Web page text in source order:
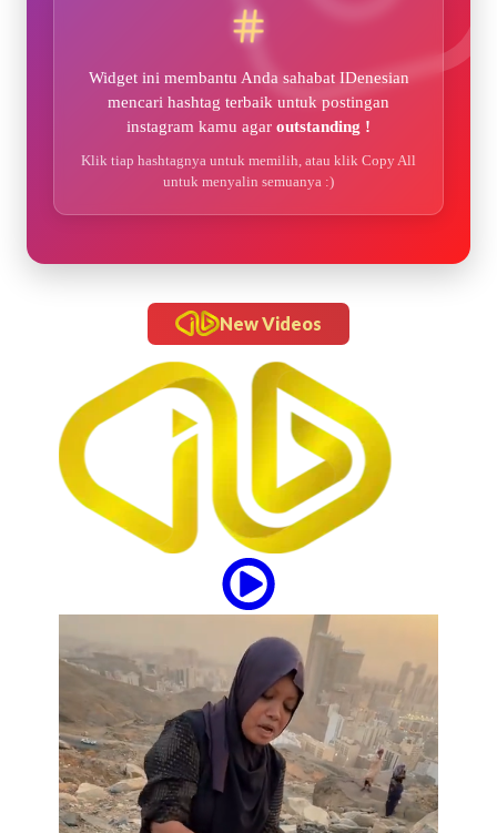
Widget ini membantu Anda sahabat IDenesian
mencari hashtag terbaik untuk postingan
instagram kamu agar outstanding !
Klik tiap hashtagnya untuk memilih, atau klik Copy All
untuk menyalin semuanya :)
New Videos